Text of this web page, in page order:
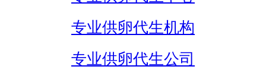
专业供卵代生机构
专业供卵代生公司